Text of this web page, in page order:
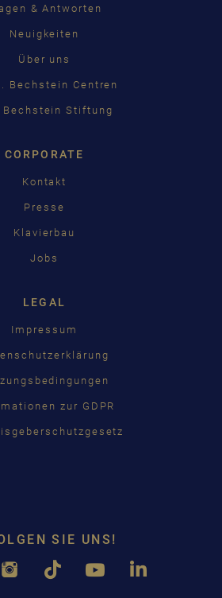
& Antworten
Neuigkeiten
Über uns
Bechstein Centren
Bechstein Stiftung
CORPORATE
Kontakt
Presse
Klavierbau
Jobs
LEGAL
Impressum
zur GDPR
SIE UNS!